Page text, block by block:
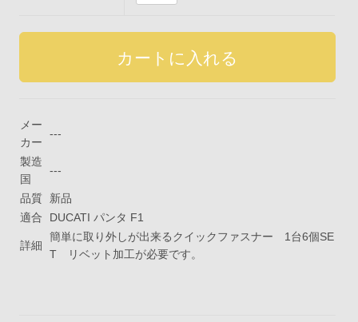
メー
カー
---
製造
国
---
品質
新品
適合
DUCATI パンタ F1
詳細
簡単に取り外しが出来るクイックファスナー 1台6個SE
T リベット加工が必要です。